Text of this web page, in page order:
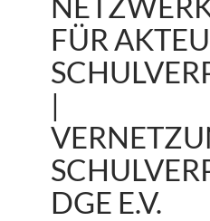
FÜR
|
DGE E.V.